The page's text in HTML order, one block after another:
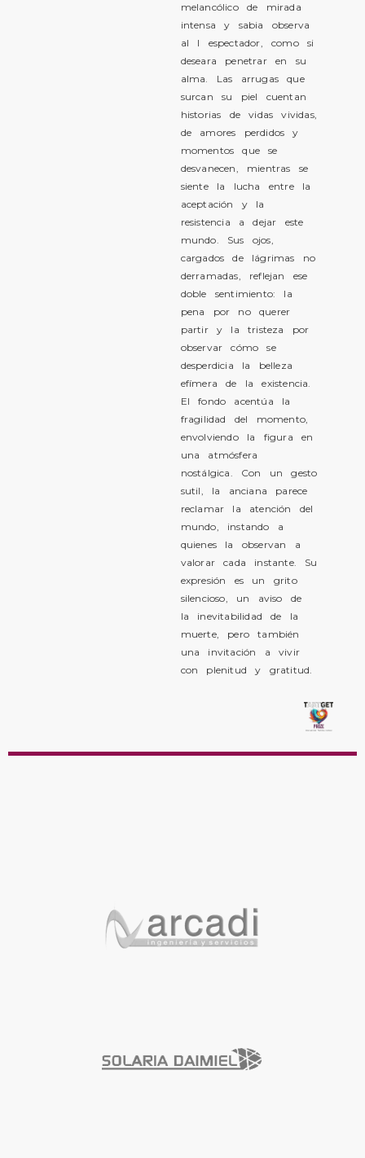
melancólico de mirada
intensa y sabia observa
al l espectador, como si
deseara penetrar en su
alma. Las arrugas que
surcan su piel cuentan
historias de vidas vividas,
de amores perdidos y
momentos que se
desvanecen, mientras se
siente la lucha entre la
aceptación y la
resistencia a dejar este
mundo. Sus ojos,
cargados de lágrimas no
derramadas, reflejan ese
doble sentimiento: la
pena por no querer
partir y la tristeza por
observar cómo se
desperdicia la belleza
efímera de la existencia.
El fondo acentúa la
fragilidad del momento,
envolviendo la figura en
una atmósfera
nostálgica. Con un gesto
sutil, la anciana parece
reclamar la atención del
mundo, instando a
quienes la observan a
valorar cada instante. Su
expresión es un grito
silencioso, un aviso de
la inevitabilidad de la
muerte, pero también
una invitación a vivir
con plenitud y gratitud.